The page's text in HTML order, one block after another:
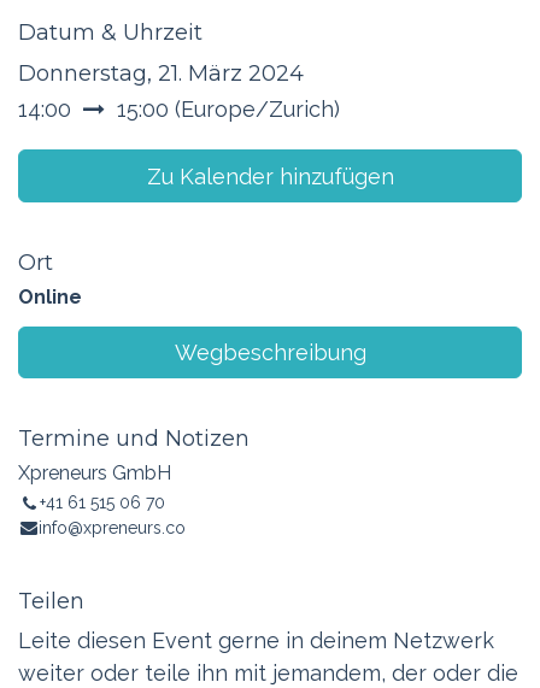
Datum & Uhrzeit
Donnerstag, 21. März 2024
14:00 15:00 (Europe/Zurich)
Zu Kalender hinzufügen
Ort
Online
Wegbeschreibung
Termine und Notizen
Xpreneurs GmbH
+41 61 515 06 70
info@xpreneurs.co
Teilen
Leite diesen Event gerne in deinem Netzwerk
weiter oder teile ihn mit jemandem, der oder die